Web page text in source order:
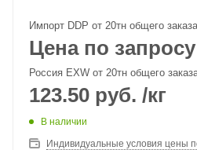
Импорт DDP от 20тн общего
Цена по запросу
Россия EXW от 20тн общего
123.50 руб. /кг
В наличии
Индивидуальные условия цены